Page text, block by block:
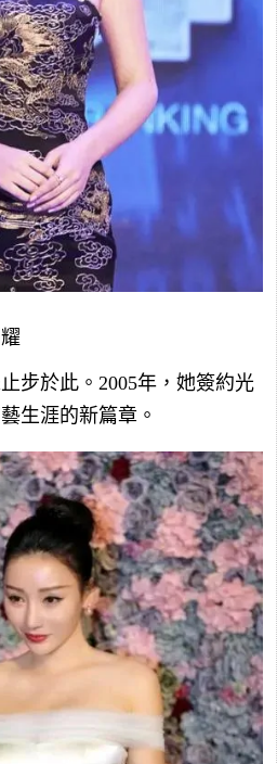
步於此。2005年，她簽約光
生涯的新篇章。